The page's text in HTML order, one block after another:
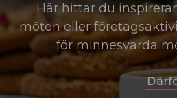
Här hittar du
möten eller
för minnesvärda